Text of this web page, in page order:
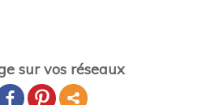
sur vos réseaux